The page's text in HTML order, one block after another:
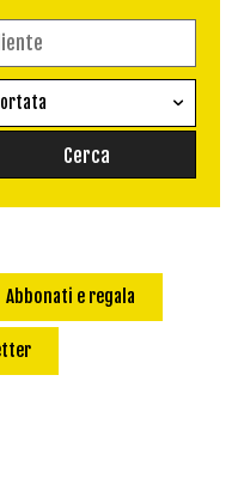
Pane
Abbonati e regala